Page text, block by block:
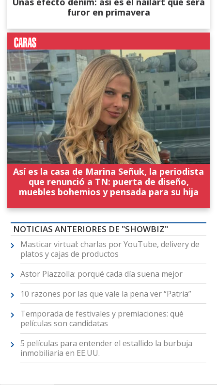
furor en primavera
Así es la casa de Marina Señuk, la periodista
que renunció a TN: puerta de diseño,
muebles bohemios y pensada para su hija
NOTICIAS ANTERIORES DE "SHOWBIZ"
Masticar virtual: charlas por YouTube, delivery de
platos y cajas de productos
Astor Piazzolla: porqué cada día suena mejor
10 razones por las que vale la pena ver “Patria”
Temporada de festivales y premiaciones: qué
películas son candidatas
5 películas para entender el estallido la burbuja
inmobiliaria en EE.UU.